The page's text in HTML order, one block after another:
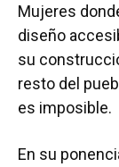
Mujeres
diseño
su
resto del
es imposible.
En su